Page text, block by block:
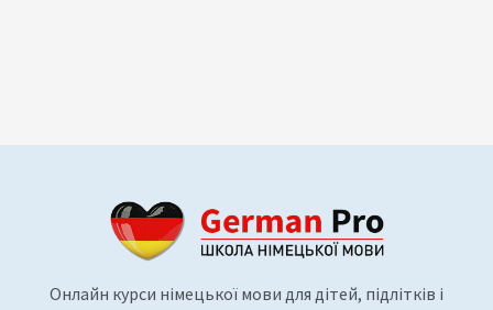
Онлайн курси німецької мови для дітей, підлітків і